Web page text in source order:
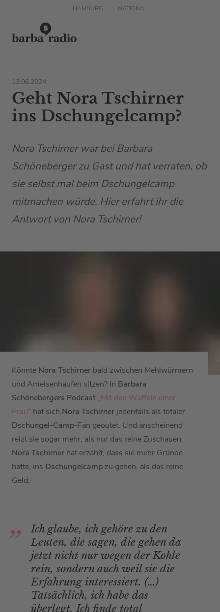
HAMBURG NATIONAL
13.06.2024
Geht Nora Tschirner
ins Dschungelcamp?
Nora Tschirner war bei Barbara
Schöneberger zu Gast und hat verraten, ob
sie selbst mal beim Dschungelcamp
mitmachen würde. Hier erfahrt ihr die
Antwort von Nora Tschirner!
Könnte Nora Tschirner bald zwischen Mehlwürmern
und Ameisenhaufen sitzen? In Barbara
Schönebergers Podcast „Mit den Waffeln einer
Frau“ hat sich Nora Tschirner jedenfalls als totaler
Dschungel-Camp-Fan geoutet. Und anscheinend
reizt sie sogar mehr, als nur das reine Zuschauen.
Nora Tschirner hat erzählt, dass sie mehr Gründe
hätte, ins Dschungelcamp zu gehen, als das reine
Geld:
Ich glaube, ich gehöre zu den
Leuten, die sagen, die gehen da
jetzt nicht nur wegen der Kohle
rein, sondern auch weil sie die
Erfahrung interessiert. (…)
Tatsächlich, ich habe das
überlegt. Ich finde total